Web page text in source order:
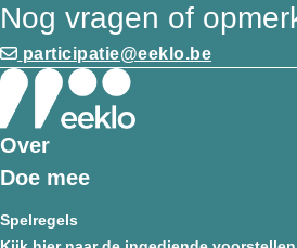
Nog vragen of
participatie@eeklo.be
Over
Doe mee
Spelregels